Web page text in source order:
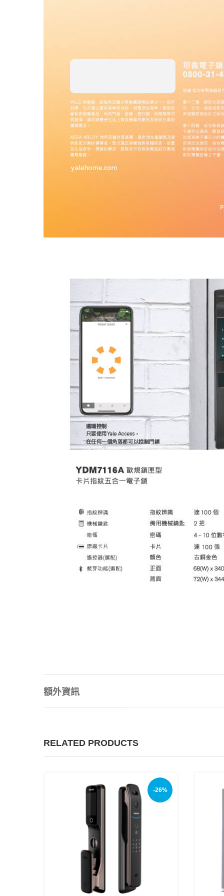
額外資訊
RELATED PRODUCTS
-26%